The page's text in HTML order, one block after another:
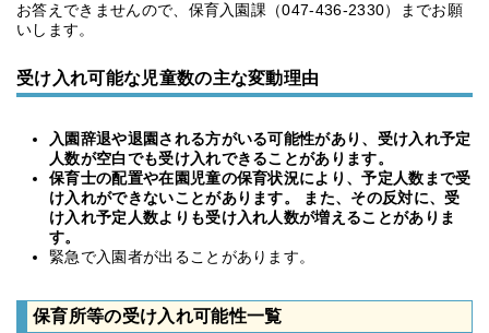
お答えできませんので、保育入園課（047-436-2330）までお願
いします。
受け入れ可能な児童数の主な変動理由
入園辞退や退園される方がいる可能性があり、受け入れ予定
人数が空白でも受け入れできることがあります。
保育士の配置や在園児童の保育状況により、予定人数まで受
け入れができないことがあります。 また、その反対に、受
け入れ予定人数よりも受け入れ人数が増えることがありま
す。
緊急で入園者が出ることがあります。
保育所等の受け入れ可能性一覧